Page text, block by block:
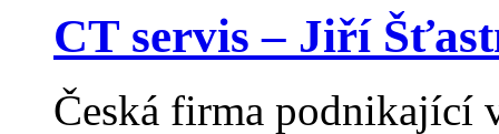
CT servis – Jiří
Česká firma podnikající